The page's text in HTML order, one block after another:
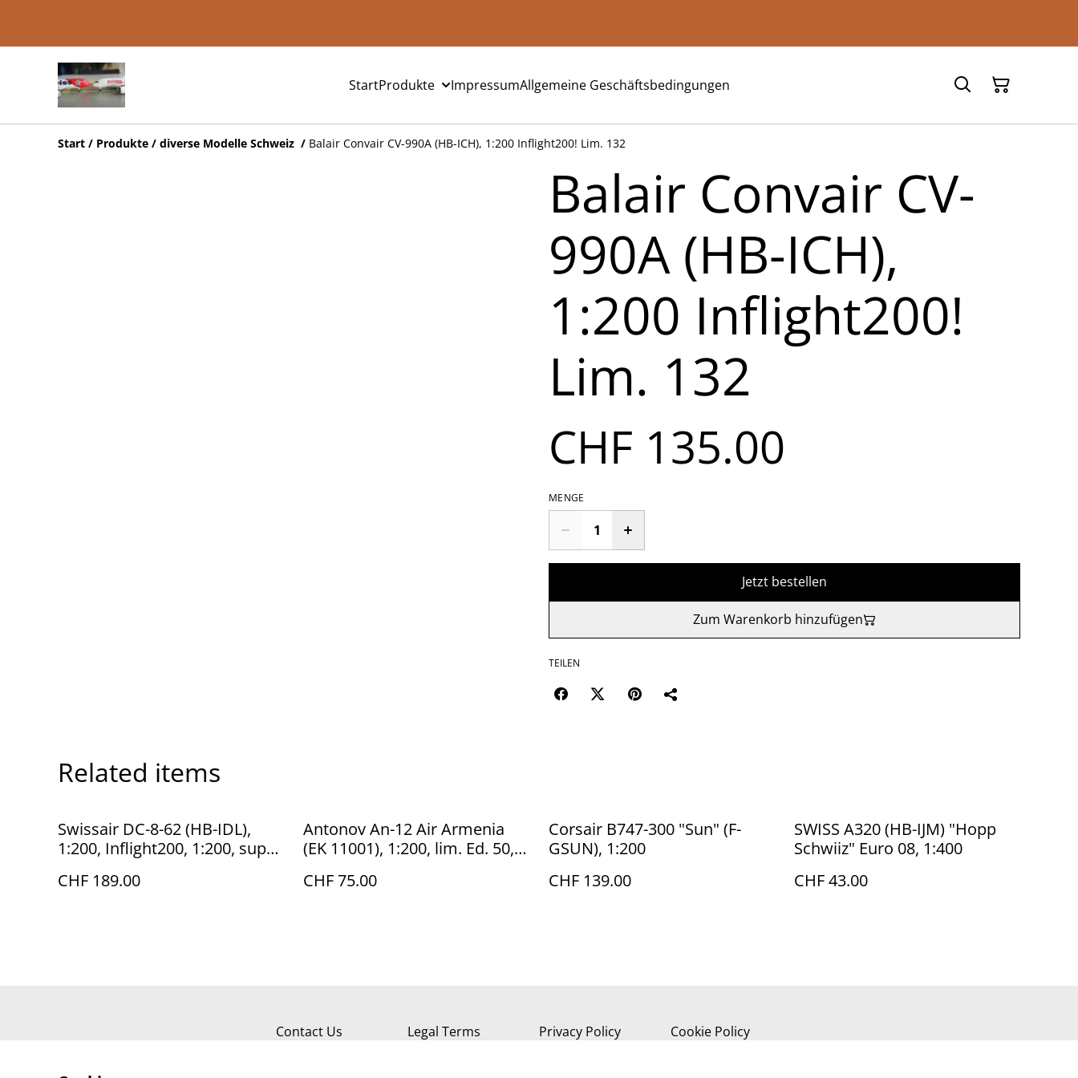
StartProdukte ImpressumAllgemeine Geschäftsbedingungen
Start / Produkte / diverse Modelle Schweiz / Balair Convair CV-990A (HB-ICH), 1:200 Inflight200! Lim. 132
Balair Convair CV-
990A (HB-ICH),
1:200 Inflight200!
Lim. 132
CHF 135.00
MENGE
Jetzt bestellen
Zum Warenkorb hinzufügen
TEILEN
Related items
Swissair DC-8-62 (HB-IDL),
1:200, Inflight200, 1:200, super
CHF 189.00
Antonov An-12 Air Armenia
(EK 11001), 1:200, lim. Ed. 50,
CHF 75.00
Corsair B747-300 "Sun" (F-
GSUN), 1:200
CHF 139.00
SWISS A320 (HB-IJM) "Hopp
Schwiiz" Euro 08, 1:400
CHF 43.00
Contact Us Legal Terms Privacy Policy Cookie Policy